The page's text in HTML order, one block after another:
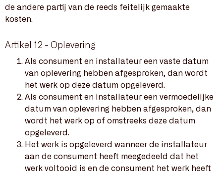
de andere partij van de reeds feitelijk gemaakte
kosten.
Artikel 12 - Oplevering
Als consument en installateur een vaste datum
van oplevering hebben afgesproken, dan wordt
het werk op deze datum opgeleverd.
Als consument en installateur een vermoedelijke
datum van oplevering hebben afgesproken, dan
wordt het werk op of omstreeks deze datum
opgeleverd.
Het werk is opgeleverd wanneer de installateur
aan de consument heeft meegedeeld dat het
werk voltooid is en de consument het werk heeft